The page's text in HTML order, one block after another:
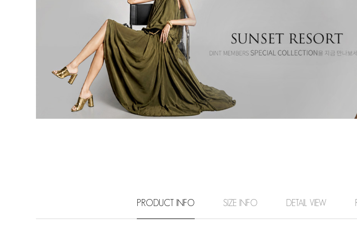
PRODUCT INFO SIZE INFO DETAIL VIEW